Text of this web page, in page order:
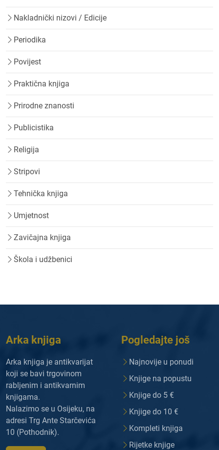
Nakladnički nizovi / Edicije
Periodika
Povijest
Praktična knjiga
Prirodne znanosti
Publicistika
Religija
Stripovi
Tehnička knjiga
Umjetnost
Zavičajna knjiga
Škola i udžbenici
Arka knjiga
Arka knjiga je antikvarijat
koji se bavi trgovinom
rabljenim i antikvarnim
knjigama.
Nalazimo se u Osijeku, na
adresi Trg Ante Starčevića
10 (Pothodnik).
Pogledajte još
Najnovije u ponudi
Knjige na popustu
Knjige do 5 €
Knjige do 10 €
Kompleti knjiga
Rijetke knjige